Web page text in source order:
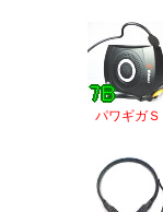
パワギガＳ